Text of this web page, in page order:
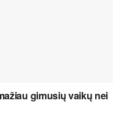
gimusių vaikų nei